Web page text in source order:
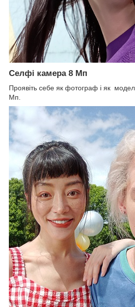
Селфі камера 8 Мп
Проявіть себе як фотограф і як
Мп.